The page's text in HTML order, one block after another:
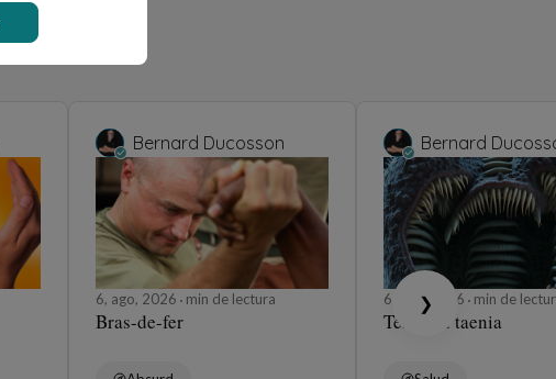
Bernard Ducosson
6, ago, 2026 min de lectura
Bras-de-fer
Bernard
6, ago, 2026 min de
Ténia ou taenia
❯